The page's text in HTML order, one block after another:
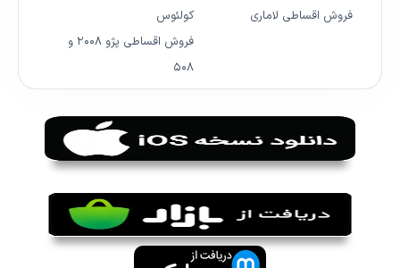
فروش اقساطی لاماری
کولئوس
فروش اقساطی پژو ۲۰۰۸ و
۵۰۸